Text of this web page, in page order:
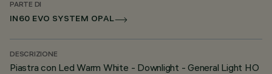
PARTE DI
IN60 EVO SYSTEM OPAL
DESCRIZIONE
Piastra con Led Warm White - Downlight - General Light HO